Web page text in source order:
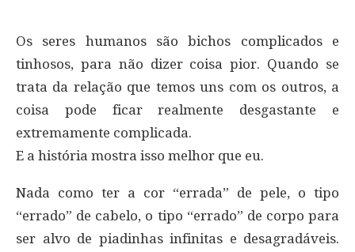
Os seres humanos são bichos complicados e
tinhosos, para não dizer coisa pior. Quando se
trata da relação que temos uns com os outros, a
coisa pode ficar realmente desgastante e
extremamente complicada.
E a história mostra isso melhor que eu.
Nada como ter a cor “errada” de pele, o tipo
“errado” de cabelo, o tipo “errado” de corpo para
ser alvo de piadinhas infinitas e desagradáveis.